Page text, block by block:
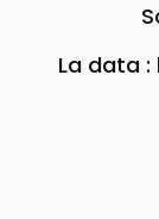
La data